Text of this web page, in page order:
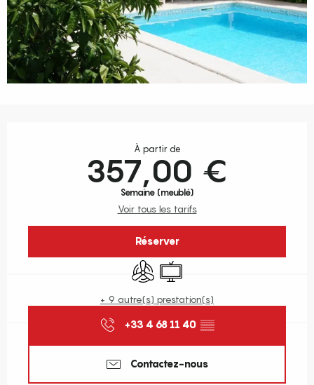
À partir de
357,00 €
Semaine (meublé)
Voir tous les tarifs
Réserver
Air conditionné
Télévision
+ 9 autre(s) prestation(s)
+33 4 68 11 40 ▒▒
Contactez-nous